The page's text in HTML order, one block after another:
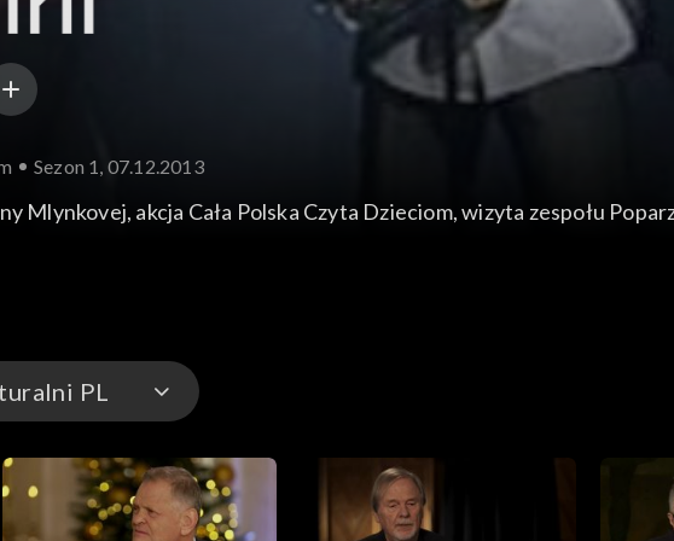
Sezon 1, 07.12.2013
Mlynkovej, akcja Cała Polska Czyta Dzieciom, wizyta zespołu
PL
PL